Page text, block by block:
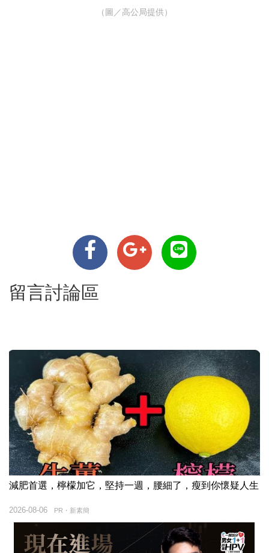
（圖／高公局提供）
留言討論區
減肥首選，檸檬加它，堅持一週，腰細了，瘦到你懷疑人生
PR・新素簡
2026-08-06